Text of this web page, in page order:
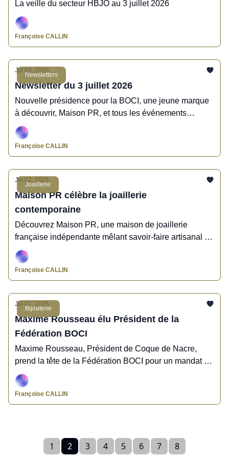
La veille du secteur HBJO au 3 juillet 2026
Françoise CALLIN
Newsletters
Jul 03, 2026
Newsletter du 3 juillet 2026
Nouvelle présidence pour la BOCI, une jeune marque
à découvrir, Maison PR, et tous les événements
incontournables de ce début d’été, c’est l’actu HBJO
de la semaine !
Françoise CALLIN
Joaillerie
Jul 02, 2026
Maison PR célèbre la joaillerie
contemporaine
Découvrez Maison PR, une maison de joaillerie
française indépendante mêlant savoir-faire artisanal et
créativité contemporaine
Françoise CALLIN
Bijouterie
Jul 01, 2026
Maxime Rousseau élu Président de la
Fédération BOCI
Maxime Rousseau, Président de Coque de Nacre,
prend la tête de la Fédération BOCI pour un mandat de
3 ans, avec comme ambition de fédérer, enthousiasmer
et réenchanter la filière.
Françoise CALLIN
1 2 3 4 5 6 7 8